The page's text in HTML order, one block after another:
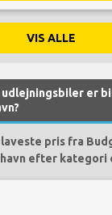
VIS ALLE
er
pris fra
efter kategori